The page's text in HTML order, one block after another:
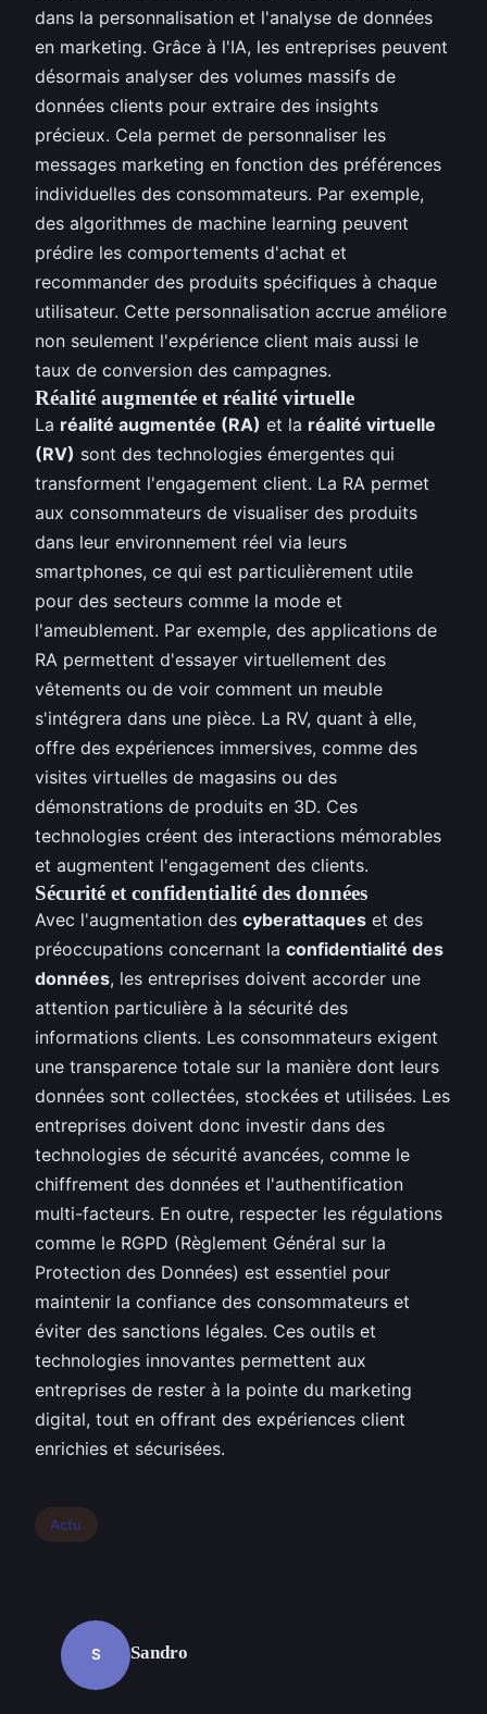
dans la personnalisation et l'analyse de données
en marketing. Grâce à l'IA, les entreprises peuvent
désormais analyser des volumes massifs de
données clients pour extraire des insights
précieux. Cela permet de personnaliser les
messages marketing en fonction des préférences
individuelles des consommateurs. Par exemple,
des algorithmes de machine learning peuvent
prédire les comportements d'achat et
recommander des produits spécifiques à chaque
utilisateur. Cette personnalisation accrue améliore
non seulement l'expérience client mais aussi le
taux de conversion des campagnes.
Réalité augmentée et réalité virtuelle
La réalité augmentée (RA) et la réalité virtuelle
(RV) sont des technologies émergentes qui
transforment l'engagement client. La RA permet
aux consommateurs de visualiser des produits
dans leur environnement réel via leurs
smartphones, ce qui est particulièrement utile
pour des secteurs comme la mode et
l'ameublement. Par exemple, des applications de
RA permettent d'essayer virtuellement des
vêtements ou de voir comment un meuble
s'intégrera dans une pièce. La RV, quant à elle,
offre des expériences immersives, comme des
visites virtuelles de magasins ou des
démonstrations de produits en 3D. Ces
technologies créent des interactions mémorables
et augmentent l'engagement des clients.
Sécurité et confidentialité des données
Avec l'augmentation des cyberattaques et des
préoccupations concernant la confidentialité des
données, les entreprises doivent accorder une
attention particulière à la sécurité des
informations clients. Les consommateurs exigent
une transparence totale sur la manière dont leurs
données sont collectées, stockées et utilisées. Les
entreprises doivent donc investir dans des
technologies de sécurité avancées, comme le
chiffrement des données et l'authentification
multi-facteurs. En outre, respecter les régulations
comme le RGPD (Règlement Général sur la
Protection des Données) est essentiel pour
maintenir la confiance des consommateurs et
éviter des sanctions légales. Ces outils et
technologies innovantes permettent aux
entreprises de rester à la pointe du marketing
digital, tout en offrant des expériences client
enrichies et sécurisées.
Actu
S Sandro